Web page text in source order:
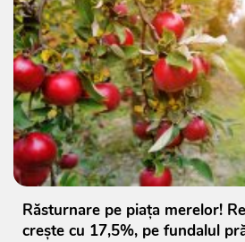
Răsturnare pe piața merelor!
crește cu 17,5%, pe fundalul